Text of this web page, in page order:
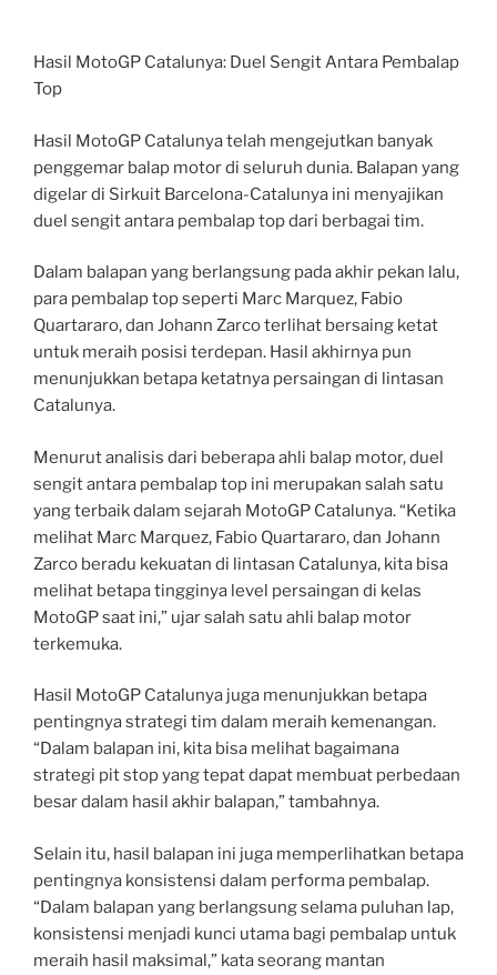
Hasil MotoGP Catalunya: Duel Sengit Antara Pembalap
Top
Hasil MotoGP Catalunya telah mengejutkan banyak
penggemar balap motor di seluruh dunia. Balapan yang
digelar di Sirkuit Barcelona-Catalunya ini menyajikan
duel sengit antara pembalap top dari berbagai tim.
Dalam balapan yang berlangsung pada akhir pekan lalu,
para pembalap top seperti Marc Marquez, Fabio
Quartararo, dan Johann Zarco terlihat bersaing ketat
untuk meraih posisi terdepan. Hasil akhirnya pun
menunjukkan betapa ketatnya persaingan di lintasan
Catalunya.
Menurut analisis dari beberapa ahli balap motor, duel
sengit antara pembalap top ini merupakan salah satu
yang terbaik dalam sejarah MotoGP Catalunya. “Ketika
melihat Marc Marquez, Fabio Quartararo, dan Johann
Zarco beradu kekuatan di lintasan Catalunya, kita bisa
melihat betapa tingginya level persaingan di kelas
MotoGP saat ini,” ujar salah satu ahli balap motor
terkemuka.
Hasil MotoGP Catalunya juga menunjukkan betapa
pentingnya strategi tim dalam meraih kemenangan.
“Dalam balapan ini, kita bisa melihat bagaimana
strategi pit stop yang tepat dapat membuat perbedaan
besar dalam hasil akhir balapan,” tambahnya.
Selain itu, hasil balapan ini juga memperlihatkan betapa
pentingnya konsistensi dalam performa pembalap.
“Dalam balapan yang berlangsung selama puluhan lap,
konsistensi menjadi kunci utama bagi pembalap untuk
meraih hasil maksimal,” kata seorang mantan